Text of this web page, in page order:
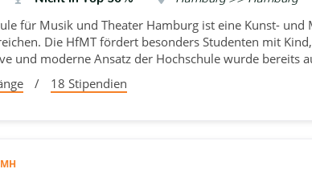
für Musik und Theater Hamburg ist eine Kunst-
Die HfMT fördert besonders Studenten mit
und moderne Ansatz der Hochschule wurde bereits
/ 18 Stipendien